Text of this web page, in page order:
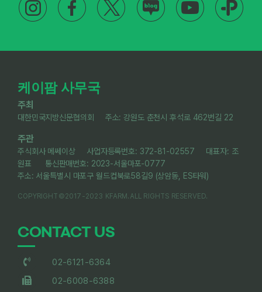
케이팜 사무국
주최
대한민국지방신문협의회 주소: 강원도 춘천시 후석로 462번길 22
주관
주식회사 메쎄이상 사업자등록번호: 372-81-02557 대표자: 조
원표 통신판매번호: 2023-서울마포-0777
주소: 서울특별시 마포구 월드컵북로58길9 (상암동, ES타워)
COPYRIGHT©2017-2023 KFARM.ALL RIGHTS RESERVED.
CONTACT US
02-6121-6364
02-6008-6388